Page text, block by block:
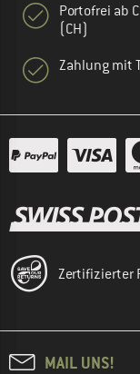
Portofrei ab
(CH)
Zahlung mit
Zertifizierter
MAIL UNS!